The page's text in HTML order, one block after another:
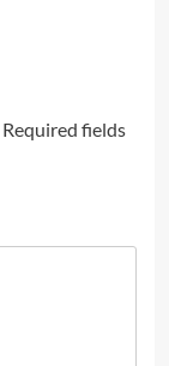
Required fields